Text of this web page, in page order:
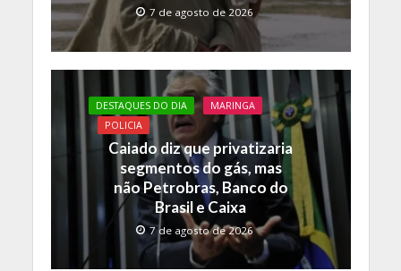
7 de agosto de 2026
DESTAQUES DO DIA
MARINGA
POLICIA
Caiado diz que privatizaria
segmentos do gás, mas
não Petrobras, Banco do
Brasil e Caixa
7 de agosto de 2026